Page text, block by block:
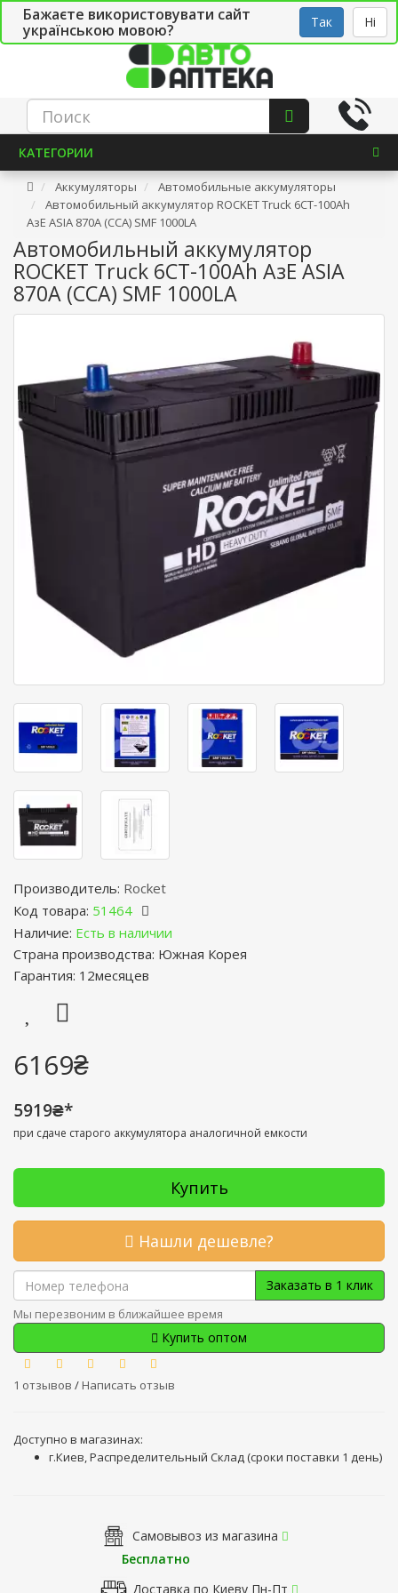
Бажаєте використовувати сайт
українською мовою?
Так Ні
СТО Укр
КАТЕГОРИИ
Аккумуляторы
Автомобильные аккумуляторы
Автомобильный аккумулятор ROCKET Truck 6СТ-100Ah
АзЕ ASIA 870A (CCA) SMF 1000LA
Автомобильный аккумулятор
ROCKET Truck 6СТ-100Ah АзЕ ASIA
870A (CCA) SMF 1000LA
Производитель: Rocket
Код товара: 51464
Наличие: Есть в наличии
Страна производства: Южная Корея
Гарантия: 12месяцев
6169₴
5919₴*
при сдаче старого аккумулятора аналогичной емкости
Купить
Нашли дешевле?
Заказать в 1 клик
Мы перезвоним в ближайшее время
Купить оптом
1 отзывов / Написать отзыв
Доступно в магазинах:
г.Киев, Распределительный Склад (сроки поставки 1 день)
Самовывоз из магазина
Бесплатно
Доставка по Киеву Пн-Пт